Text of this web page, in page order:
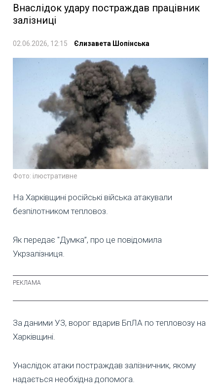
Внаслідок удару постраждав працівник
залізниці
02.06.2026, 12:15 Єлизавета Шопінська
Фото: ілюстративне
На Харківщині російські війська атакували
безпілотником тепловоз.
Як передає "Думка”, про це повідомила
Укрзалізниця.
За даними УЗ, ворог вдарив БпЛА по тепловозу на
Харківщині.
Унаслідок атаки постраждав залізничник, якому
надається необхідна допомога.